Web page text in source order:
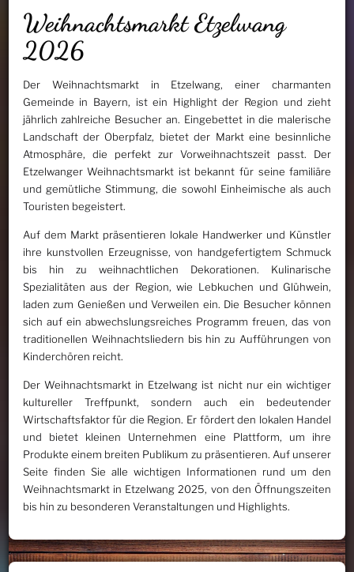
Weihnachtsmarkt Etzelwang
2026
Der Weihnachtsmarkt in Etzelwang, einer charmanten
Gemeinde in Bayern, ist ein Highlight der Region und zieht
jährlich zahlreiche Besucher an. Eingebettet in die malerische
Landschaft der Oberpfalz, bietet der Markt eine besinnliche
Atmosphäre, die perfekt zur Vorweihnachtszeit passt. Der
Etzelwanger Weihnachtsmarkt ist bekannt für seine familiäre
und gemütliche Stimmung, die sowohl Einheimische als auch
Touristen begeistert.
Auf dem Markt präsentieren lokale Handwerker und Künstler
ihre kunstvollen Erzeugnisse, von handgefertigtem Schmuck
bis hin zu weihnachtlichen Dekorationen. Kulinarische
Spezialitäten aus der Region, wie Lebkuchen und Glühwein,
laden zum Genießen und Verweilen ein. Die Besucher können
sich auf ein abwechslungsreiches Programm freuen, das von
traditionellen Weihnachtsliedern bis hin zu Aufführungen von
Kinderchören reicht.
Der Weihnachtsmarkt in Etzelwang ist nicht nur ein wichtiger
kultureller Treffpunkt, sondern auch ein bedeutender
Wirtschaftsfaktor für die Region. Er fördert den lokalen Handel
und bietet kleinen Unternehmen eine Plattform, um ihre
Produkte einem breiten Publikum zu präsentieren. Auf unserer
Seite finden Sie alle wichtigen Informationen rund um den
Weihnachtsmarkt in Etzelwang 2025, von den Öffnungszeiten
bis hin zu besonderen Veranstaltungen und Highlights.